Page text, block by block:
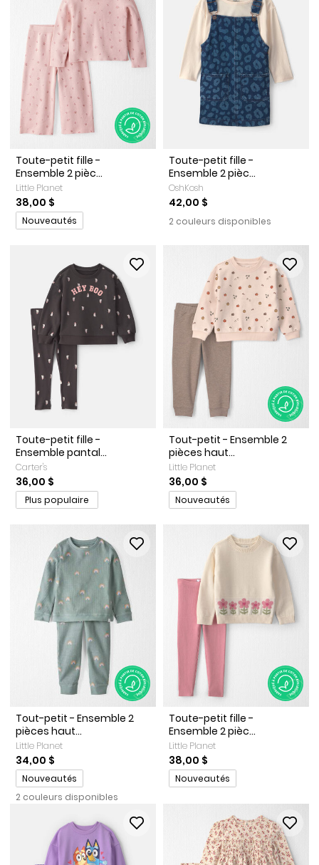
Toute-petit fille -
Ensemble 2 pièc...
Little Planet
38,00 $
Promotions
Nouveautés
Toute-petit fille -
Ensemble 2 pièc...
OshKosh
42,00 $
2 couleurs disponibles
Toute-petit fille -
Ensemble pantal...
Carter's
36,00 $
Plus populaire
Tout-petit - Ensemble 2
pièces haut...
Little Planet
36,00 $
Promotions
Nouveautés
Tout-petit - Ensemble 2
pièces haut...
Little Planet
34,00 $
Promotions
Nouveautés
2 couleurs disponibles
Toute-petit fille -
Ensemble 2 pièc...
Little Planet
38,00 $
Promotions
Nouveautés